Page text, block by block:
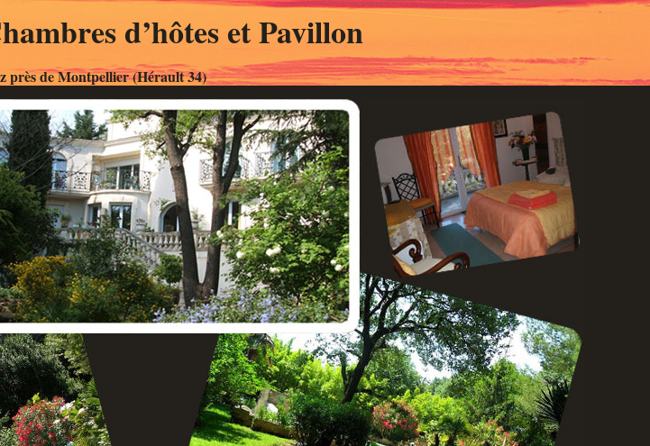
d’hôtes et Pavillon
près de Montpellier (Hérault 34)